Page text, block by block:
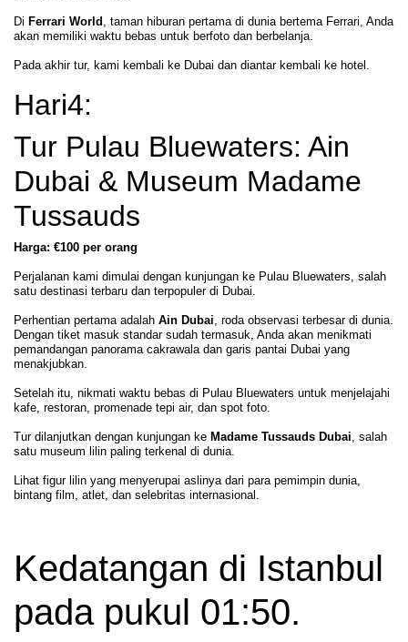
Di Ferrari World , taman hiburan pertama di dunia bertema Ferrari, Anda
akan memiliki waktu bebas untuk berfoto dan berbelanja.
Pada akhir tur, kami kembali ke Dubai dan diantar kembali ke hotel.
Hari4:
Tur Pulau Bluewaters: Ain
Dubai & Museum Madame
Tussauds
Harga: €100 per orang
Perjalanan kami dimulai dengan kunjungan ke Pulau Bluewaters, salah
satu destinasi terbaru dan terpopuler di Dubai.
Perhentian pertama adalah Ain Dubai, roda observasi terbesar di dunia.
Dengan tiket masuk standar sudah termasuk, Anda akan menikmati
pemandangan panorama cakrawala dan garis pantai Dubai yang
menakjubkan.
Setelah itu, nikmati waktu bebas di Pulau Bluewaters untuk menjelajahi
kafe, restoran, promenade tepi air, dan spot foto.
Tur dilanjutkan dengan kunjungan ke Madame Tussauds Dubai, salah
satu museum lilin paling terkenal di dunia.
Lihat figur lilin yang menyerupai aslinya dari para pemimpin dunia,
bintang film, atlet, dan selebritas internasional.
Kedatangan di Istanbul
pada pukul 01:50.